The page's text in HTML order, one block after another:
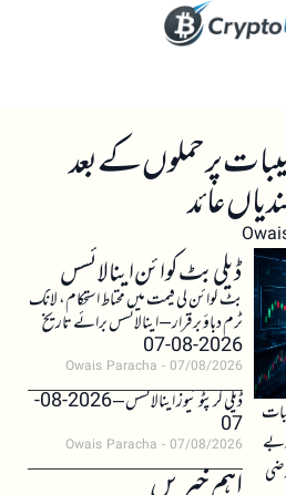
پر حملوں کے بعد
عائد
ڈیلی بٹ کوائن اینالائسس
بٹ کوائن کی قیمت میں محتاط استحکام، لانگ
ٹرم دباؤ برقرار – اینالائسس برائے تاریخ
2026-08-07
Owais Paracha 07/08/2026
ڈیلی کرپٹو نیوز اینالائسس – 2026-08-
07
Owais Paracha 07/08/2026